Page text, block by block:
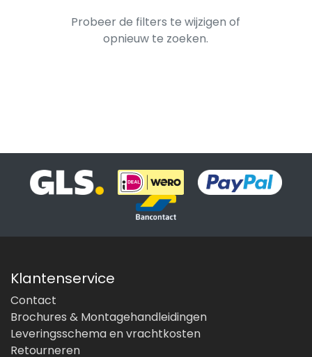
Probeer de filters te wijzigen of
opnieuw te zoeken.
Klantenservice
Contact
Brochures & Montagehandleidingen
Leveringsschema en vrachtkosten
Retourneren